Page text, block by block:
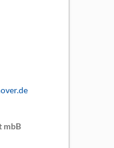
mbB